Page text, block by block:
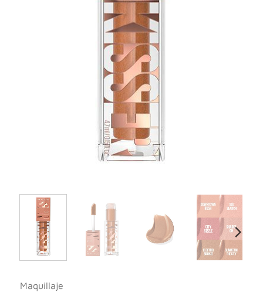
Maquillaje